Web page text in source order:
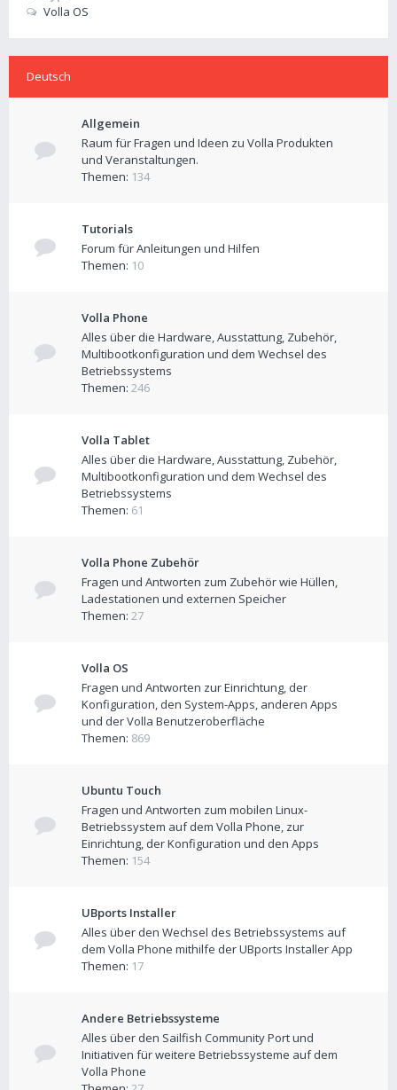
Volla OS
Deutsch
Allgemein
Raum für Fragen und Ideen zu Volla Produkten
und Veranstaltungen.
Themen: 134
Tutorials
Forum für Anleitungen und Hilfen
Themen: 10
Volla Phone
Alles über die Hardware, Ausstattung, Zubehör,
Multibootkonfiguration und dem Wechsel des
Betriebssystems
Themen: 246
Volla Tablet
Alles über die Hardware, Ausstattung, Zubehör,
Multibootkonfiguration und dem Wechsel des
Betriebssystems
Themen: 61
Volla Phone Zubehör
Fragen und Antworten zum Zubehör wie Hüllen,
Ladestationen und externen Speicher
Themen: 27
Volla OS
Fragen und Antworten zur Einrichtung, der
Konfiguration, den System-Apps, anderen Apps
und der Volla Benutzeroberfläche
Themen: 869
Ubuntu Touch
Fragen und Antworten zum mobilen Linux-
Betriebssystem auf dem Volla Phone, zur
Einrichtung, der Konfiguration und den Apps
Themen: 154
UBports Installer
Alles über den Wechsel des Betriebssystems auf
dem Volla Phone mithilfe der UBports Installer App
Themen: 17
Andere Betriebssysteme
Alles über den Sailfish Community Port und
Initiativen für weitere Betriebssysteme auf dem
Volla Phone